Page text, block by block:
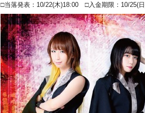
□当落発表：10/22(木)18:00 □入金期限：10/25(